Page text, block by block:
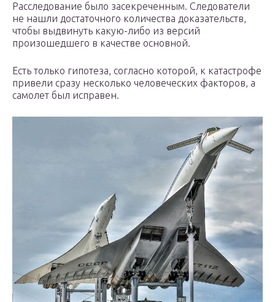
Расследование было засекреченным. Следователи
не нашли достаточного количества доказательств,
чтобы выдвинуть какую-либо из версий
произошедшего в качестве основной.
Есть только гипотеза, согласно которой, к катастрофе
привели сразу несколько человеческих факторов, а
самолет был исправен.